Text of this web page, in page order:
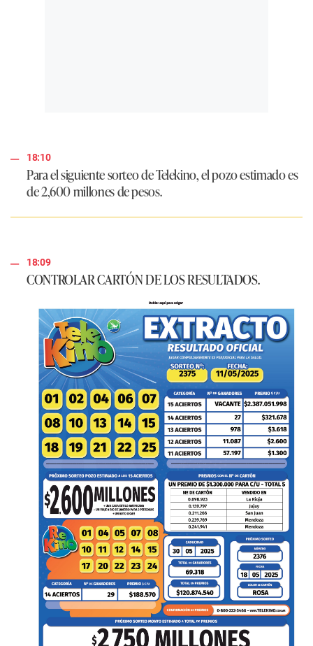
18:10
Para el siguiente sorteo deTelekino, el pozo estimado es
de2,600 millones de pesos.
18:09
CONTROLAR CARTÓN DE LOS RESULTADOS.